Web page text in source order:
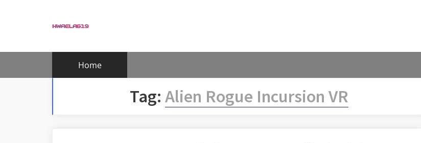
Home
Tag: Alien Rogue Incursion VR